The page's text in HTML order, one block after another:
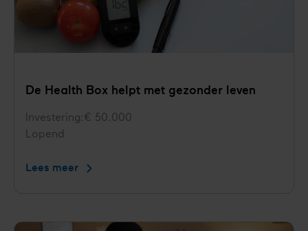
De Health Box helpt met gezonder leven
Investering € 50.000
Status
Lopend
Lees meer De